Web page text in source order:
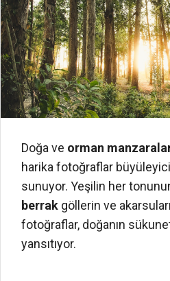
Doğa ve orman
harika fotoğraflar
sunuyor. Yeşilin her
berrak göllerin ve
fotoğraflar, doğanın
yansıtıyor.